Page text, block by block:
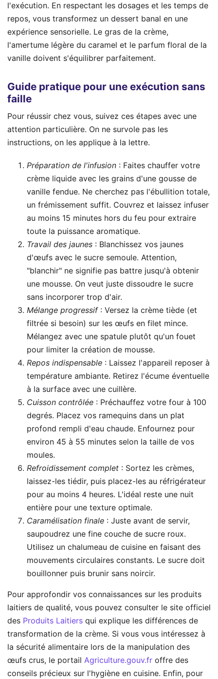
l'exécution. En respectant les dosages et les temps de
repos, vous transformez un dessert banal en une
expérience sensorielle. Le gras de la crème,
l'amertume légère du caramel et le parfum floral de la
vanille doivent s'équilibrer parfaitement.
Guide pratique pour une exécution sans
faille
Pour réussir chez vous, suivez ces étapes avec une
attention particulière. On ne survole pas les
instructions, on les applique à la lettre.
Préparation de l'infusion : Faites chauffer votre
crème liquide avec les grains d'une gousse de
vanille fendue. Ne cherchez pas l'ébullition totale,
un frémissement suffit. Couvrez et laissez infuser
au moins 15 minutes hors du feu pour extraire
toute la puissance aromatique.
Travail des jaunes : Blanchissez vos jaunes
d'œufs avec le sucre semoule. Attention,
"blanchir" ne signifie pas battre jusqu'à obtenir
une mousse. On veut juste dissoudre le sucre
sans incorporer trop d'air.
Mélange progressif: Versez la crème tiède (et
filtrée si besoin) sur les œufs en filet mince.
Mélangez avec une spatule plutôt qu'un fouet
pour limiter la création de mousse.
Repos indispensable : Laissez l'appareil reposer à
température ambiante. Retirez l'écume éventuelle
à la surface avec une cuillère.
Cuisson contrôlée : Préchauffez votre four à 100
degrés. Placez vos ramequins dans un plat
profond rempli d'eau chaude. Enfournez pour
environ 45 à 55 minutes selon la taille de vos
moules.
Refroidissement complet : Sortez les crèmes,
laissez-les tiédir, puis placez-les au réfrigérateur
pour au moins 4 heures. L'idéal reste une nuit
entière pour une texture optimale.
Caramélisation finale : Juste avant de servir,
saupoudrez une fine couche de sucre roux.
Utilisez un chalumeau de cuisine en faisant des
mouvements circulaires constants. Le sucre doit
bouillonner puis brunir sans noircir.
Pour approfondir vos connaissances sur les produits
laitiers de qualité, vous pouvez consulter le site officiel
des Produits Laitiers qui explique les différences de
transformation de la crème. Si vous vous intéressez à
la sécurité alimentaire lors de la manipulation des
œufs crus, le portail Agriculture.gouv.fr offre des
conseils précieux sur l'hygiène en cuisine. Enfin, pour